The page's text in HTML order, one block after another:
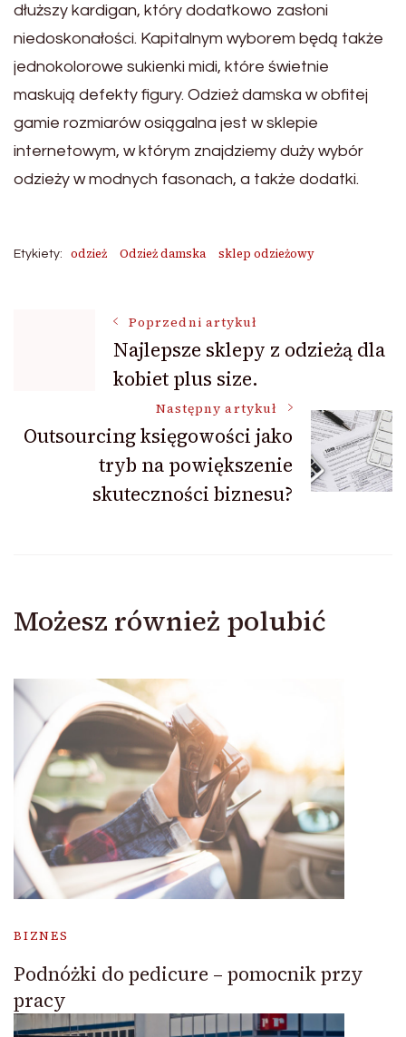
dłuższy kardigan, który dodatkowo zasłoni
niedoskonałości. Kapitalnym wyborem będą także
jednokolorowe sukienki midi, które świetnie
maskują defekty figury. Odzież damska w obfitej
gamie rozmiarów osiągalna jest w sklepie
internetowym, w którym znajdziemy duży wybór
odzieży w modnych fasonach, a także dodatki.
Etykiety: odzież Odzież damska sklep odzieżowy
Nawigacja
wpisu
Poprzedni artykuł
Najlepsze sklepy z odzieżą dla
kobiet plus size.
Następny artykuł
Outsourcing księgowości jako
tryb na powiększenie
skuteczności biznesu?
Możesz również polubić
BIZNES
Podnóżki do pedicure – pomocnik przy
pracy